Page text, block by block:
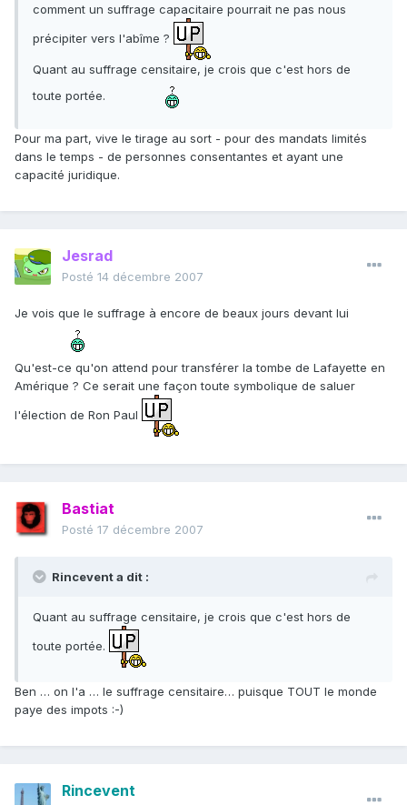
comment un suffrage capacitaire pourrait ne pas nous
précipiter vers l'abîme ?
Quant au suffrage censitaire, je crois que c'est hors de
toute portée.
Pour ma part, vive le tirage au sort - pour des mandats limités
dans le temps - de personnes consentantes et ayant une
capacité juridique.
Jesrad
Posté 14 décembre 2007
Je vois que le suffrage à encore de beaux jours devant lui
Qu'est-ce qu'on attend pour transférer la tombe de Lafayette en
Amérique ? Ce serait une façon toute symbolique de saluer
l'élection de Ron Paul
Bastiat
Posté 17 décembre 2007
Rincevent a dit :
Quant au suffrage censitaire, je crois que c'est hors de
toute portée.
Ben … on l'a … le suffrage censitaire… puisque TOUT le monde
paye des impots :-)
Rincevent